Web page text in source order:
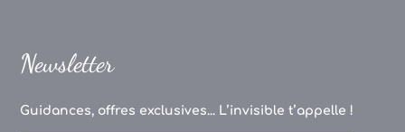
Newsletter
Guidances, offres exclusives... L’invisible t’appelle !